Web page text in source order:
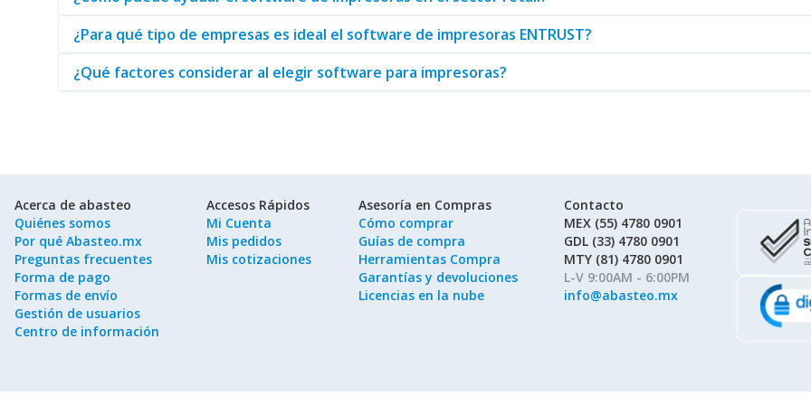
¿Para qué tipo de empresas es ideal el software de impresoras ENTRUST?
¿Qué factores considerar al elegir software para impresoras?
Acerca de abasteo
Quiénes somos
Por qué Abasteo.mx
Preguntas frecuentes
Forma de pago
Formas de envío
Gestión de usuarios
Centro de información
Accesos Rápidos
Mi Cuenta
Mis pedidos
Mis cotizaciones
Asesoría en Compras
Cómo comprar
Guías de compra
Herramientas Compra
Garantías y devoluciones
Licencias en la nube
Contacto
MEX (55) 4780 0901
GDL (33) 4780 0901
MTY (81) 4780 0901
L-V 9:00AM - 6:00PM
info@abasteo.mx